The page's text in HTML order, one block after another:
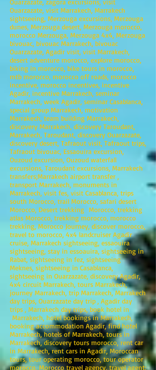
Ouarzazate, zagora excursions, visit
Ouarzazate, visit Marrakech, Marrakech
sightseeing, Merzouga excursions, Merzouga
dunes, Merzouga desert, Merzouga morocco,
morocco Merzouga, Merzouga 4x4, Merzouga
bivouac, bivouac Marrakech, bivouac
Ouarzazate, Agadir visit, visit Marrakech,
desert adventure morocco, explore morocco,
biking in morocco, bike tours in morocco,
mtb morocco, morocco off roads, morocco
incentive, morocco incentives, incentive
Agadir, incentive Marrakech, seminar
Marrakech, week Agadir, seminar Casablanca,
special group Marrakech, motivation
Marrakech, team building Marrakech,
discovery Marrakech, discovery Taroudant,
Marrakech, Taroudant, discovery Ouarzazate,
discovery desert, Tafraout visit, Tafraout trips,
Tafraout bivouac, Essaouira excursion,
Ouzoud excursion, Ouzoud waterfall
excursions, Taroudant excursions, Marrakech
transfers;Marrakech airport transfer ,
transport Marrakech, monuments in
Marrakech, visit fes, visit Casablanca, trips
south Morocco, trail Morocco, safari desert
Morocco, Desert trekking Morocco, trekking
atlas Morocco, trekking morocco, morocco
trekking, Morocco Journey, discover morocco,
travel to morocco, 4x4 landcruiser Agadir
cruise, Marrakech sightseeing, essaouira
sightseeing, stay in essoauira, sightseeing in
Rabat, sightseeing in fez, sightseeing
Meknes, sightseeing in Casablanca,
sightseeing in Ouarzazate, discovery Agadir,
4x4 circuit Marrakech, tours Marrakech,
journey Marrakech, trip Marrakech, Marrakech
day trips, Ouarzazate day trip , Agadir day
trips , Marrakech day trips, book hotel in
Marrakech, hotel bookings in Marrakech,
booking accommodation Agadir, find hotel
Marrakech, hotels of Marrakech, tours in
Marrakech, discovery tours morocco, rent car
in Marrakech, rent cars in Agadir, Moroccan
tours, tour operating morocco, tour operator
morocco, Morocco travel agency, travel agent;